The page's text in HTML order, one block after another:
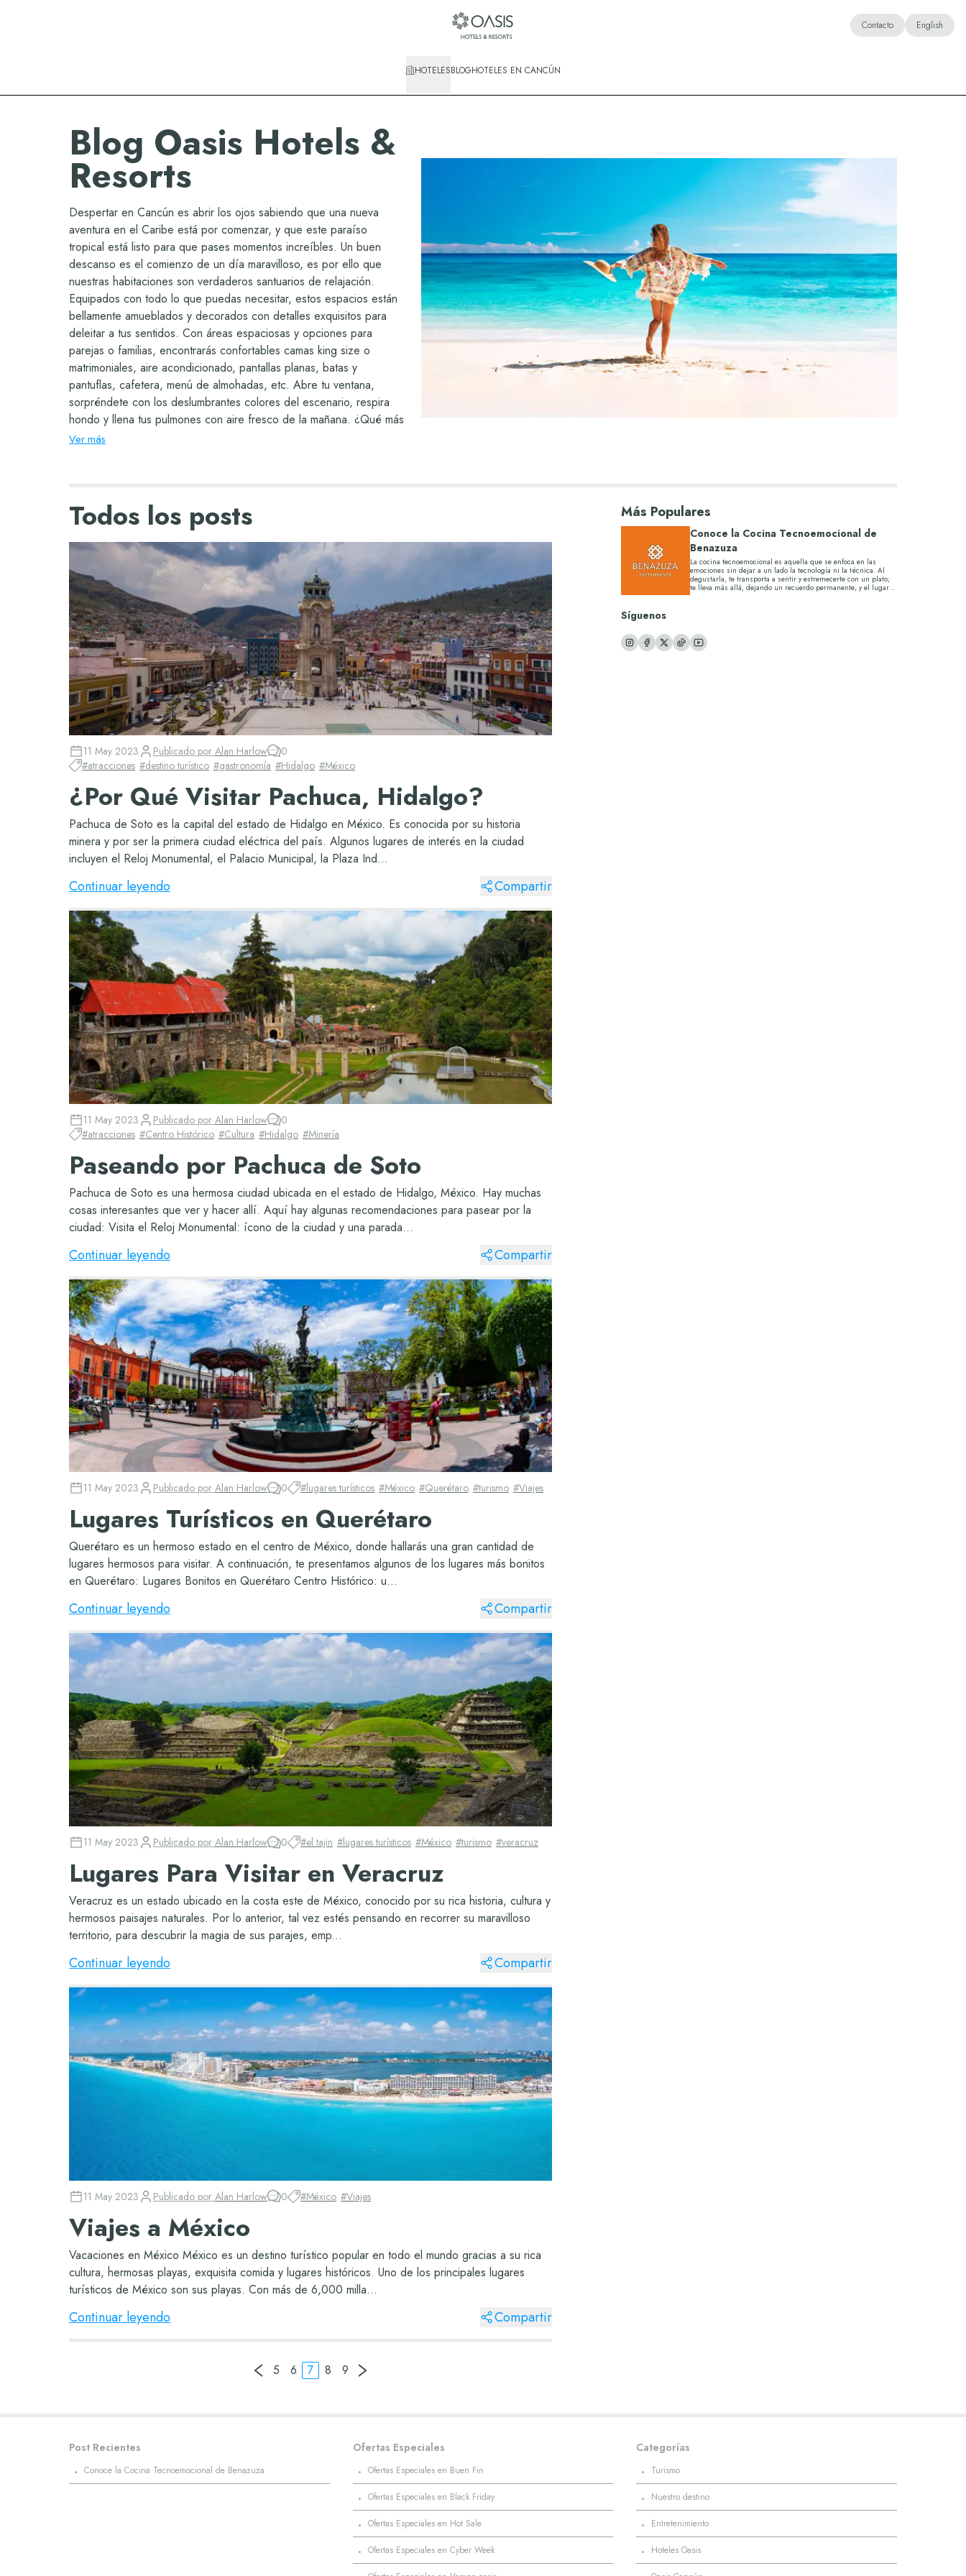
Contacto English
HOTELESBLOGHOTELES EN CANCÚN
Blog Oasis Hotels &
Resorts
Despertar en Cancún es abrir los ojos sabiendo que una nueva
aventura en el Caribe está por comenzar, y que este paraíso
tropical está listo para que pases momentos increíbles. Un buen
descanso es el comienzo de un día maravilloso, es por ello que
nuestras habitaciones son verdaderos santuarios de relajación.
Equipados con todo lo que puedas necesitar, estos espacios están
bellamente amueblados y decorados con detalles exquisitos para
deleitar a tus sentidos. Con áreas espaciosas y opciones para
parejas o familias, encontrarás confortables camas king size o
matrimoniales, aire acondicionado, pantallas planas, batas y
pantuflas, cafetera, menú de almohadas, etc. Abre tu ventana,
sorpréndete con los deslumbrantes colores del escenario, respira
hondo y llena tus pulmones con aire fresco de la mañana. ¿Qué más
necesitas? Solo ponte en contacto con tu amigable concierge,
por siempre.
Ver más
Todos los posts
11 May 2023 Publicado por Alan Harlow
0
#atracciones #destino turístico #gastronomía #Hidalgo #México
¿Por Qué Visitar Pachuca, Hidalgo?
Pachuca de Soto es la capital del estado de Hidalgo en México. Es conocida por su historia
minera y por ser la primera ciudad eléctrica del país. Algunos lugares de interés en la ciudad
incluyen el Reloj Monumental, el Palacio Municipal, la Plaza Ind...
Continuar leyendo Compartir
11 May 2023 Publicado por Alan Harlow
0
#atracciones #Centro Histórico #Cultura #Hidalgo #Minería
Paseando por Pachuca de Soto
Pachuca de Soto es una hermosa ciudad ubicada en el estado de Hidalgo, México. Hay muchas
cosas interesantes que ver y hacer allí. Aquí hay algunas recomendaciones para pasear por la
ciudad: Visita el Reloj Monumental: ícono de la ciudad y una parada...
Continuar leyendo Compartir
11 May 2023 Publicado por Alan Harlow 0 #lugares turísticos #México #Querétaro #turismo #Viajes
Lugares Turísticos en Querétaro
Querétaro es un hermoso estado en el centro de México, donde hallarás una gran cantidad de
lugares hermosos para visitar. A continuación, te presentamos algunos de los lugares más bonitos
en Querétaro: Lugares Bonitos en Querétaro Centro Histórico: u...
Continuar leyendo Compartir
11 May 2023 Publicado por Alan Harlow 0 #el tajin #lugares turísticos #México #turismo #veracruz
Lugares Para Visitar en Veracruz
Veracruz es un estado ubicado en la costa este de México, conocido por su rica historia, cultura y
hermosos paisajes naturales. Por lo anterior, tal vez estés pensando en recorrer su maravilloso
territorio, para descubrir la magia de sus parajes, emp...
Continuar leyendo Compartir
11 May 2023 Publicado por Alan Harlow 0 #México #Viajes
Viajes a México
Vacaciones en México México es un destino turístico popular en todo el mundo gracias a su rica
cultura, hermosas playas, exquisita comida y lugares históricos. Uno de los principales lugares
turísticos de México son sus playas. Con más de 6,000 milla...
Continuar leyendo Compartir
5 6 7 8 9
Más Populares
Conoce la Cocina Tecnoemocional de
Benazuza
La cocina tecnoemocional es aquella que se enfoca en las
emociones sin dejar a un lado la tecnología ni la técnica. Al
degustarla, te transporta a sentir y estremecerte con un plato;
te lleva más allá, dejando un recuerdo permanente; y el lugar
Síguenos
Post Recientes
· Conoce la Cocina Tecnoemocional de Benazuza
Ofertas Especiales
· Ofertas Especiales en Buen Fin
· Ofertas Especiales en Black Friday
· Ofertas Especiales en Hot Sale
· Ofertas Especiales en Cyber Week
Categorías
· Turismo
· Nuestro destino
· Entretenimiento
· Hoteles Oasis